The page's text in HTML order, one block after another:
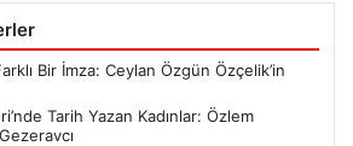
Bir İmza: Ceylan Özgün Özçelik’in
Tarih Yazan Kadınlar: Özlem